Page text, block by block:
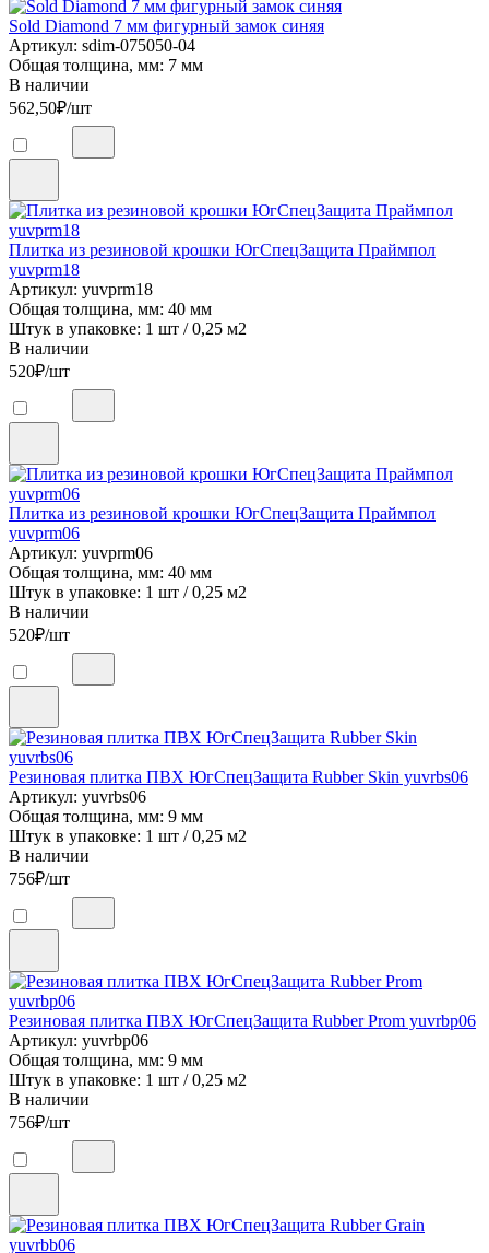
Sold Diamond 7 мм фигурный замок синяя
Артикул: sdim-075050-04
Общая толщина, мм: 7 мм
В наличии
562,50₽/шт
Плитка из резиновой крошки ЮгСпецЗащита Праймпол
yuvprm18
Артикул: yuvprm18
Общая толщина, мм: 40 мм
Штук в упаковке: 1 шт / 0,25 м2
В наличии
520₽/шт
Плитка из резиновой крошки ЮгСпецЗащита Праймпол
yuvprm06
Артикул: yuvprm06
Общая толщина, мм: 40 мм
Штук в упаковке: 1 шт / 0,25 м2
В наличии
520₽/шт
Резиновая плитка ПВХ ЮгСпецЗащита Rubber Skin yuvrbs06
Артикул: yuvrbs06
Общая толщина, мм: 9 мм
Штук в упаковке: 1 шт / 0,25 м2
В наличии
756₽/шт
Резиновая плитка ПВХ ЮгСпецЗащита Rubber Prom yuvrbp06
Артикул: yuvrbp06
Общая толщина, мм: 9 мм
Штук в упаковке: 1 шт / 0,25 м2
В наличии
756₽/шт